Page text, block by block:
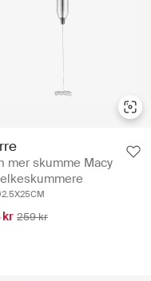
mer skumme Macy
kr 259 kr